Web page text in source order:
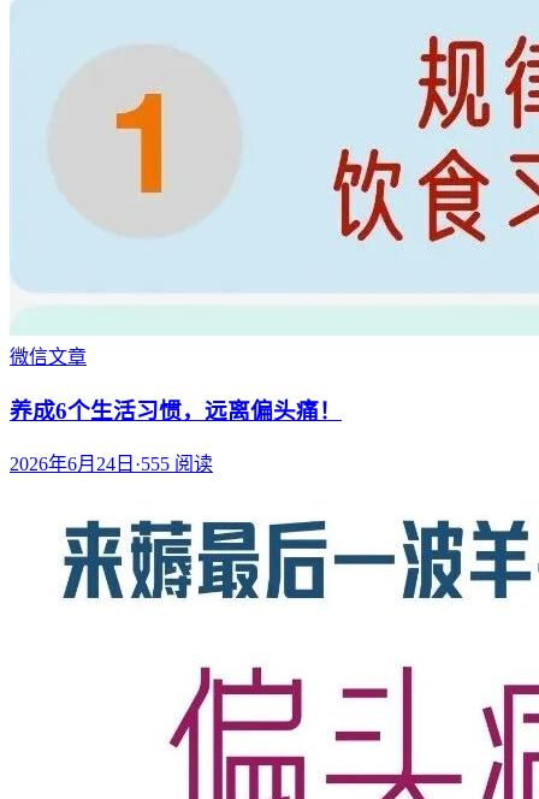
微信文章
养成6个生活习惯，远离偏头痛！
2026年6月24日 ·555 阅读